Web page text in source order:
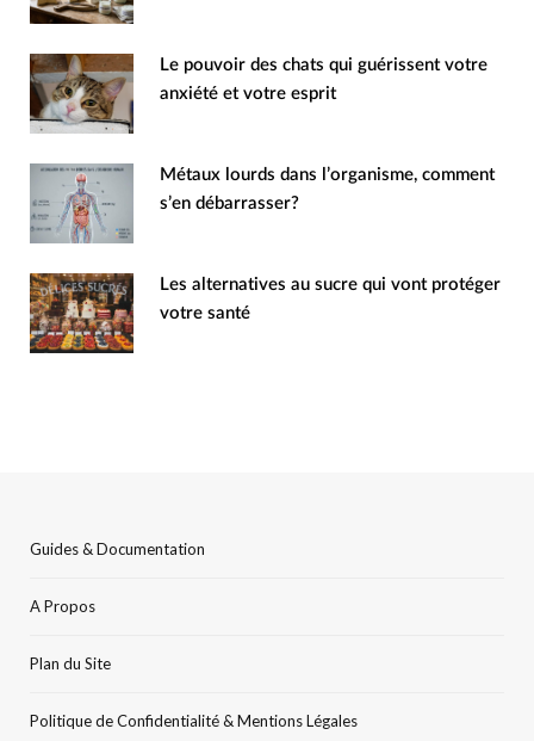
Le pouvoir des chats qui guérissent votre
anxiété et votre esprit
Métaux lourds dans l’organisme, comment
s’en débarrasser?
Les alternatives au sucre qui vont protéger
votre santé
Guides & Documentation
A Propos
Plan du Site
Politique de Confidentialité & Mentions Légales